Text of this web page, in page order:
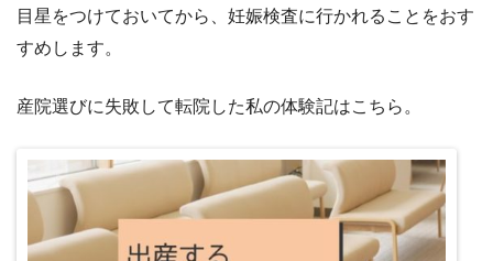
目星をつけておいてから、妊娠検査に行かれることをおす
すめします。
産院選びに失敗して転院した私の体験記はこちら。